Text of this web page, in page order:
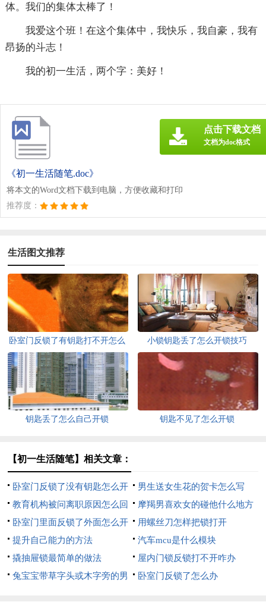
体。我们的集体太棒了！
我爱这个班！在这个集体中，我快乐，我自豪，我有
昂扬的斗志！
我的初一生活，两个字：美好！
《初一生活随笔.doc》
将本文的Word文档下载到电脑，方便收藏和打印
推荐度：
点击下载文档
文档为doc格式
生活图文推荐
卧室门反锁了有钥匙打不开怎么
办
小锁钥匙丢了怎么开锁技巧
钥匙丢了怎么自己开锁 钥匙不见了怎么开锁
【初一生活随笔】相关文章：
卧室门反锁了没有钥匙怎么开
锁
男生送女生花的贺卡怎么写
教育机构被问离职原因怎么回
答
摩羯男喜欢女的碰他什么地方
卧室门里面反锁了外面怎么开
用螺丝刀怎样把锁打开
提升自己能力的方法
汽车mcu是什么模块
撬抽屉锁最简单的做法
屋内门锁反锁打不开咋办
兔宝宝带草字头或木字旁的男
卧室门反锁了怎么办